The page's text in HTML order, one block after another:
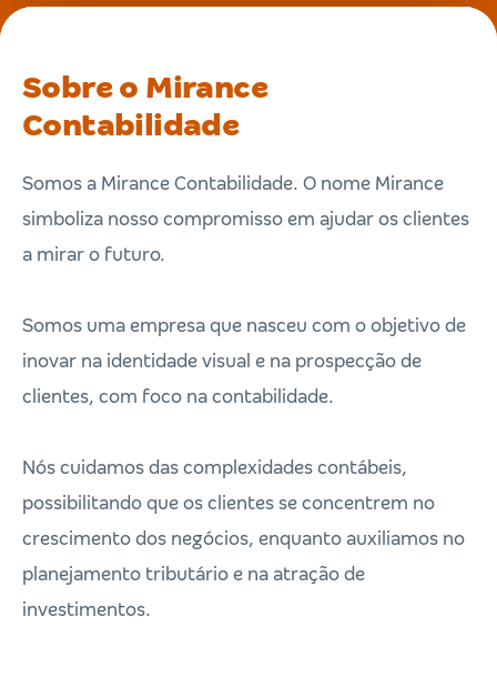
Sobre o Mirance
Contabilidade
Somos a Mirance Contabilidade. O nome Mirance
simboliza nosso compromisso em ajudar os clientes
a mirar o futuro.
Somos uma empresa que nasceu com o objetivo de
inovar na identidade visual e na prospecção de
clientes, com foco na contabilidade.
Nós cuidamos das complexidades contábeis,
possibilitando que os clientes se concentrem no
crescimento dos negócios, enquanto auxiliamos no
planejamento tributário e na atração de
investimentos.